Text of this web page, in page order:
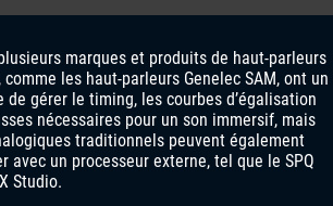
marques et produits de haut-parleurs
les haut-parleurs Genelec SAM, ont un
de gérer le timing, les courbes d’égalisation
nécessaires pour un son immersif, mais
traditionnels peuvent également
avec un processeur externe, tel que le SPQ
Studio.